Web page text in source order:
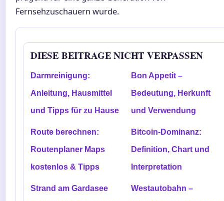
Fernsehzuschauern wurde.
DIESE BEITRAGE NICHT VERPASSEN
Darmreinigung:
Anleitung, Hausmittel
und Tipps für zu Hause
Bon Appetit –
Bedeutung, Herkunft
und Verwendung
Route berechnen:
Routenplaner Maps
kostenlos & Tipps
Bitcoin-Dominanz:
Definition, Chart und
Interpretation
Strand am Gardasee Westautobahn –